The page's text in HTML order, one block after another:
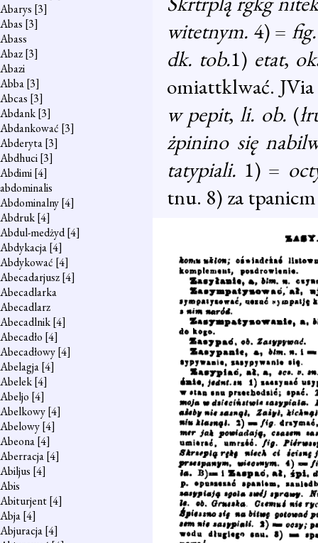
Abarys [3]
Abas [3]
Abass
Abaz[3]
Abazi
Abba[3]
Abcas [3]
Abdank[3]
Abdankować [3]
Abderyta[3]
Abdhuci[3]
Abdimi[4]
abdominalis
Abdominalny[4]
Abdruk[4]
Abdul-medżyd[4]
Abdykacja[4]
Abdykować [4]
Abecadarjusz[4]
Abecadlarka
Abecadlarz
Abecadlnik[4]
Abecadło [4]
Abecadłowy[4]
Abelagja[4]
Abelek[4]
Abeljo [4]
Abelkowy[4]
Abelowy[4]
Abeona[4]
Aberracja[4]
Abiljus [4]
Abis
Abiturjent[4]
Abja[4]
Abjuracja[4]
witetnym. 4) =
dk. tob.1) etat,
omiattklwać.
w pepit, li. ob. (
żpinino się
tatypiali. 1) =
tnu. 8) za